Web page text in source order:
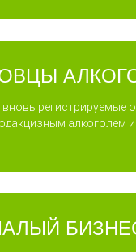
регистрируемые
алкоголем